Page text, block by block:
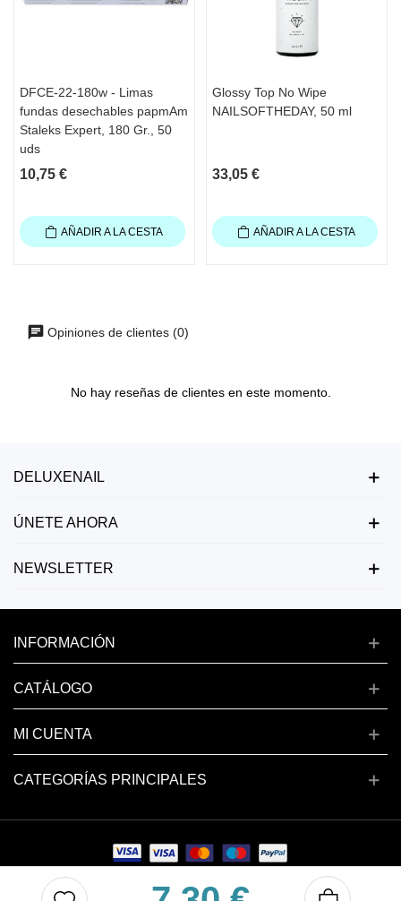
DFCE-22-180w - Limas
fundas desechables papmAm
Staleks Expert, 180 Gr., 50
uds
10,75 €
AÑADIR A LA CESTA
Glossy Top No Wipe
NAILSOFTHEDAY, 50 ml
33,05 €
AÑADIR A LA CESTA
Opiniones de clientes (0)
No hay reseñas de clientes en este momento.
DELUXENAIL
ÚNETE AHORA
NEWSLETTER
INFORMACIÓN
CATÁLOGO
MI CUENTA
CATEGORÍAS PRINCIPALES
Copyright © 2024 deluxenail.es